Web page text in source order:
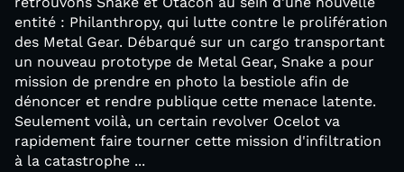
entité : Philanthropy, qui lutte contre le prolifération
des Metal Gear. Débarqué sur un cargo transportant
un nouveau prototype de Metal Gear, Snake a pour
mission de prendre en photo la bestiole afin de
dénoncer et rendre publique cette menace latente.
Seulement voilà, un certain revolver Ocelot va
rapidement faire tourner cette mission d'infiltration
à la catastrophe ...